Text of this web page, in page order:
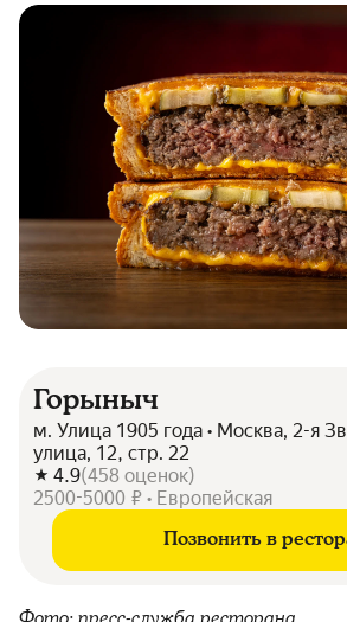
Горыныч
м. Улица 1905 года • Москва, 2-я
улица, 12, стр. 22
4.9(458 оценок)
2500-5000 ₽ • Европейская
Позвонить в